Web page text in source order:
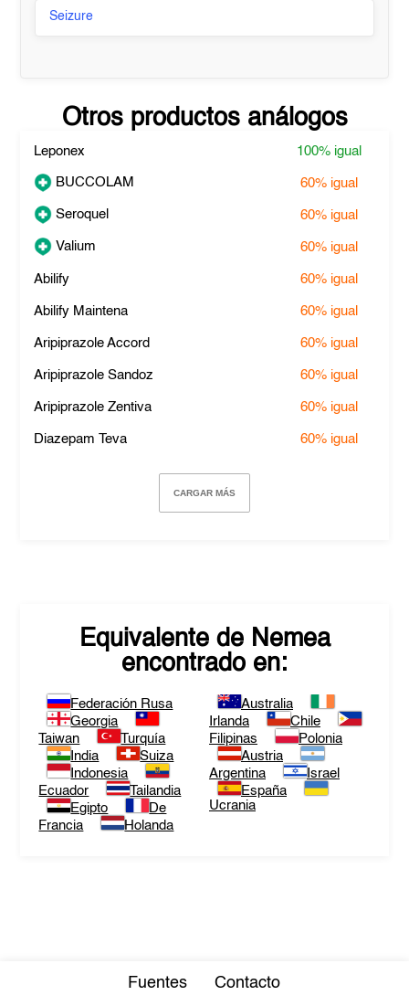
Seizure
Otros productos análogos
Leponex 100% igual
BUCCOLAM 60% igual
Seroquel 60% igual
Valium 60% igual
Abilify 60% igual
Abilify Maintena 60% igual
Aripiprazole Accord 60% igual
Aripiprazole Sandoz 60% igual
Aripiprazole Zentiva 60% igual
Diazepam Teva 60% igual
CARGAR MÁS
Equivalente de Nemea
encontrado en:
Federación Rusa
Georgia
Taiwan
Turquía
India
Suiza
Indonesia
Ecuador
Tailandia
Egipto
De
Francia
Holanda
Australia
Irlanda
Chile
Filipinas
Polonia
Austria
Argentina
Israel
España
Ucrania
Fuentes Contacto